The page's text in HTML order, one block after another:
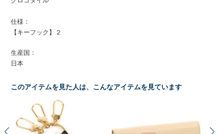
仕様：
【キーフック】２
生産国：
日本
このアイテムを見た人は、こんなアイテムを見ています